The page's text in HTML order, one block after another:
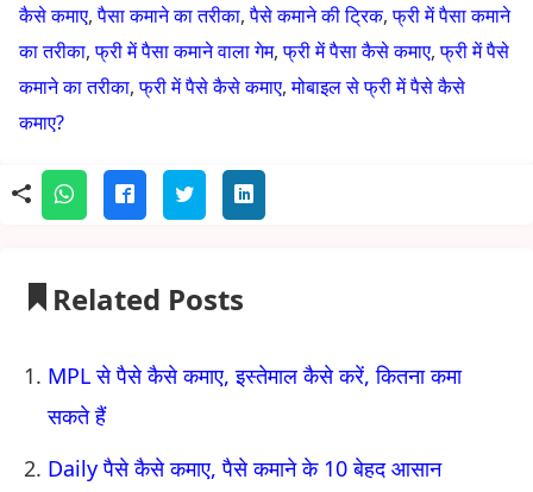
कैसे कमाए,पैसा कमाने का तरीका,पैसे कमाने की ट्रिक,फ्री में पैसा कमाने
का तरीका,फ्री में पैसा कमाने वाला गेम,फ्री में पैसा कैसे कमाए,फ्री में पैसे
कमाने का तरीका,फ्री में पैसे कैसे कमाए,मोबाइल से फ्री में पैसे कैसे
कमाए?
Related Posts
MPL से पैसे कैसे कमाए, इस्तेमाल कैसे करें, कितना कमा
सकते हैं
Daily पैसे कैसे कमाए, पैसे कमाने के 10 बेहद आसान